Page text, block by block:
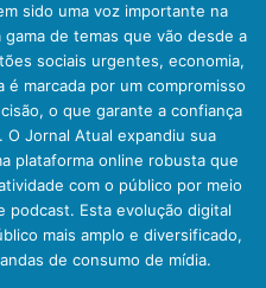
sido uma voz importante na
de temas que vão desde a
sociais urgentes, economia,
marcada por um compromisso
o que garante a confiança
Jornal Atual expandiu sua
plataforma online robusta que
com o público por meio
podcast. Esta evolução digital
mais amplo e diversificado,
de consumo de mídia.